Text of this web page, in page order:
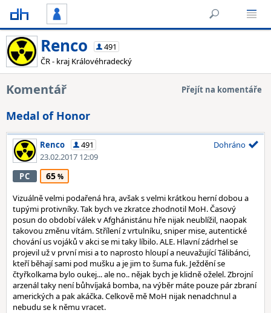
Renco
491
ČR - kraj Královéhradecký
Komentář Přejít na komentáře
Medal of Honor
Renco
491
23.02.2017 12:09
Dohráno
PC 65
Vizuálně velmi podařená hra, avšak s velmi krátkou herní dobou a
tupými protivníky. Tak bych ve zkratce zhodnotil MoH. Časový
posun do období válek v Afghánistánu hře nijak neublížil, naopak
takovou změnu vítám. Střílení z vrtulníku, sniper mise, autentické
chování us vojáků v akci se mi taky líbilo. ALE. Hlavní zádrhel se
projevil už v první misi a to naprosto hloupí a neuvažující Tálibánci,
kteří běhají sami pod mušku a je jim to šuma fuk. Ježdění se
čtyřkolkama bylo oukej... ale no.. nějak bych je klidně oželel. Zbrojní
arzenál taky není bůhvíjaká bomba, na výběr máte pouze pár zbraní
amerických a pak akáčka. Celkově mě MoH nijak nenadchnul a
nebudu se k němu vracet.